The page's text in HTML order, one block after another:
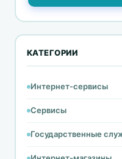
КАТЕГОРИИ
Интернет-сервисы
Сервисы
Государственные